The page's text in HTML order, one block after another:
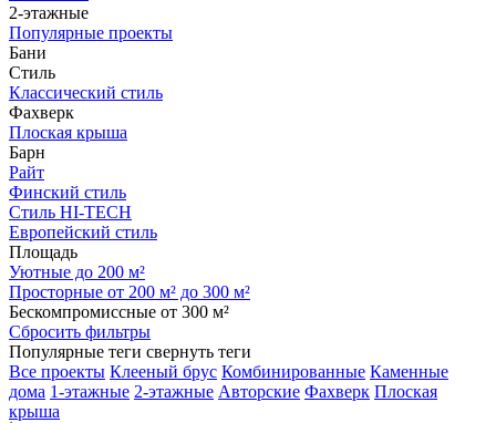
2-этажные
Популярные проекты
Бани
Стиль
Классический стиль
Фахверк
Плоская крыша
Барн
Райт
Финский стиль
Стиль HI-TECH
Европейский стиль
Площадь
Уютные до 200 м²
Просторные от 200 м² до 300 м²
Бескомпромиссные от 300 м²
Сбросить фильтры
Популярные теги свернуть теги
Все проекты Клееный брус Комбинированные Каменные
дома 1-этажные 2-этажные Авторские Фахверк Плоская
крыша